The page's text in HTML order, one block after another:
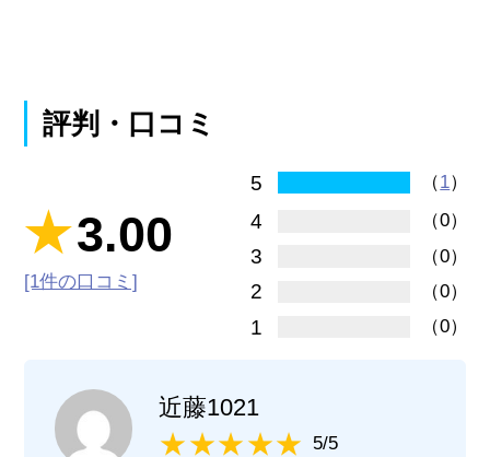
評判・口コミ
3.00
[1件の口コミ]
5 （1）
4 （0）
3 （0）
2 （0）
1 （0）
近藤1021
5/5